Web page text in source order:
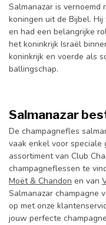
Salmanazar is vernoemd
koningen uit de Bijbel.
en had een belangrijke
het koninkrijk Israël
koninkrijk en voerde als
ballingschap.
Salmanazar
De champagnefles
vaak enkel voor
assortiment van Club
champagneflessen te
Moët & Chandon en van
Salmanazar champagne
op met onze
jouw perfecte